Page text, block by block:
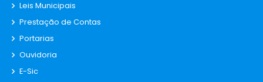
Leis Municipais
Prestação de Contas
Portarias
Ouvidoria
E-Sic